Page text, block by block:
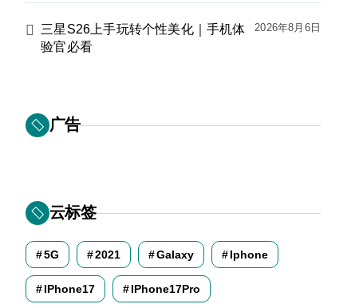
三星S26上手玩转个性美化｜手机体
验官必看
2026年8月6日
广告
云标签
5G 2021 Galaxy Iphone
IPhone17 IPhone17Pro